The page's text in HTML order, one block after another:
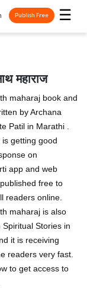
☰
Publish Free
महाराज
maharaj book and
by Archana
Patil in Marathi .
getting good
on
app and web
free to
readers online.
maharaj is also
Spiritual Stories in
it is receiving
readers very fast.
to get access to